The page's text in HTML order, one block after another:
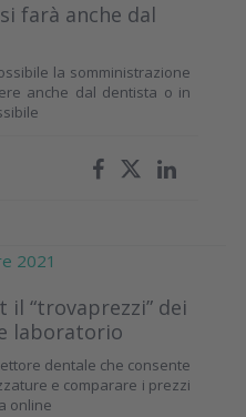
farà anche dal
la somministrazione
anche dal dentista o in
2021
il “trovaprezzi” dei
laboratorio
dentale che consente
e comparare i prezzi
online